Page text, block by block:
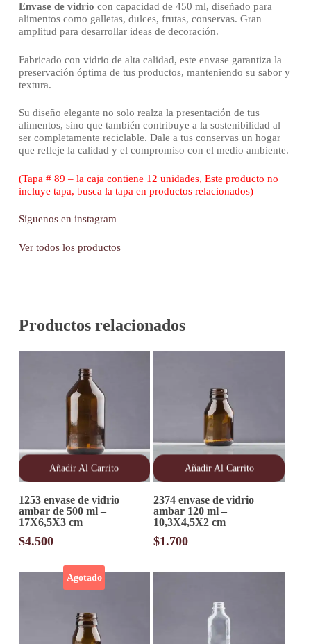
Envase de vidrio con capacidad de 450 ml, diseñado para
alimentos como galletas, dulces, frutas, conservas. Gran
amplitud para desarrollar ideas de decoración.
Fabricado con vidrio de alta calidad, este envase garantiza la
preservación óptima de tus productos, manteniendo su sabor y
textura.
Su diseño elegante no solo realza la presentación de tus
alimentos, sino que también contribuye a la sostenibilidad al
ser completamente reciclable. Dale a tus conservas un hogar
que refleje la calidad y el compromiso con el medio ambiente.
(Tapa # 89 – la caja contiene 12 unidades, Este producto no
incluye tapa, busca la tapa en productos relacionados)
Síguenos en instagram
Ver todos los productos
Productos relacionados
Añadir Al Carrito
1253 envase de vidrio
ambar de 500 ml –
17X6,5X3 cm
$4.500
Añadir Al Carrito
2374 envase de vidrio
ambar 120 ml –
10,3X4,5X2 cm
$1.700
Agotado